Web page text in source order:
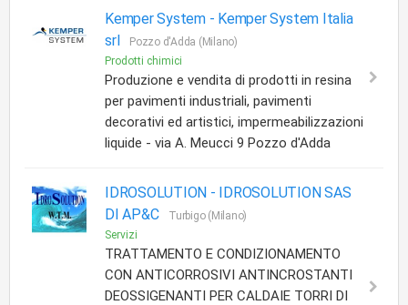
Kemper System - Kemper System Italia
srl
Pozzo d'Adda (Milano)
Prodotti chimici
Produzione e vendita di prodotti in resina
per pavimenti industriali, pavimenti
decorativi ed artistici, impermeabilizzazioni
liquide - via A. Meucci 9 Pozzo d'Adda
IDROSOLUTION - IDROSOLUTION SAS
DI AP&C
Turbigo (Milano)
Servizi
TRATTAMENTO E CONDIZIONAMENTO
CON ANTICORROSIVI ANTINCROSTANTI
DEOSSIGENANTI PER CALDAIE TORRI DI